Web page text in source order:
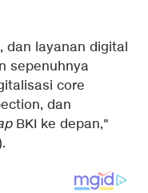
dan layanan digital
sepenuhnya
core
dan
BKI ke depan,"